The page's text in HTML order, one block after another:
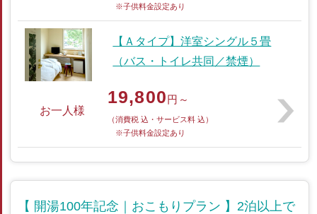
※子供料金設定あり
【Ａタイプ】洋室シングル５畳
（バス・トイレ共同／禁煙）
お一人様
19,800円～
（消費税 込・サービス料 込）
※子供料金設定あり
【 開湯100年記念｜おこもりプラン 】2泊以上で